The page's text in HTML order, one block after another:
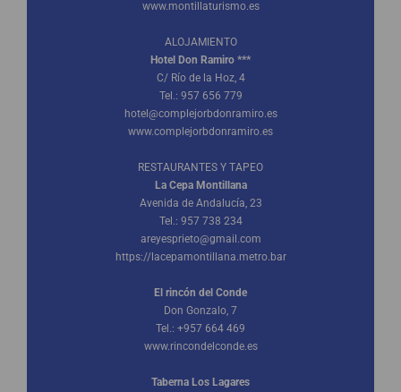
www.montillaturismo.es
ALOJAMIENTO
Hotel Don Ramiro ***
C/ Río de la Hoz, 4
Tel.: 957 656 779
hotel@complejorbdonramiro.es
www.complejorbdonramiro.es
RESTAURANTES Y TAPEO
La Cepa Montillana
Avenida de Andalucía, 23
Tel.: 957 738 234
areyesprieto@gmail.com
https://lacepamontillana.metro.bar
El rincón del Conde
Don Gonzalo, 7
Tel.: +957 664 469
www.rincondelconde.es
Taberna Los Lagares